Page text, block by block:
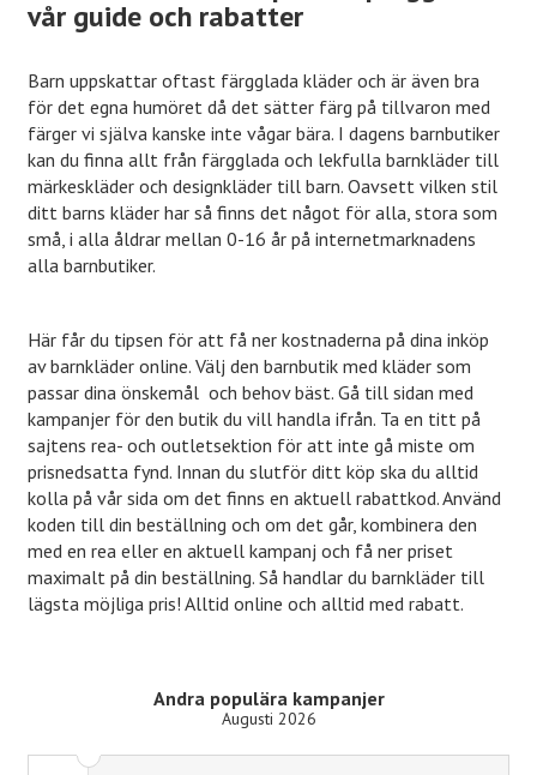
vår guide och rabatter
Barn uppskattar oftast färgglada kläder och är även bra
för det egna humöret då det sätter färg på tillvaron med
färger vi själva kanske inte vågar bära. I dagens barnbutiker
kan du finna allt från färgglada och lekfulla barnkläder till
märkeskläder och designkläder till barn. Oavsett vilken stil
ditt barns kläder har så finns det något för alla, stora som
små, i alla åldrar mellan 0-16 år på internetmarknadens
alla barnbutiker.
Här får du tipsen för att få ner kostnaderna på dina inköp
av barnkläder online. Välj den barnbutik med kläder som
passar dina önskemål och behov bäst. Gå till sidan med
kampanjer för den butik du vill handla ifrån. Ta en titt på
sajtens rea- och outletsektion för att inte gå miste om
prisnedsatta fynd. Innan du slutför ditt köp ska du alltid
kolla på vår sida om det finns en aktuell rabattkod. Använd
koden till din beställning och om det går, kombinera den
med en rea eller en aktuell kampanj och få ner priset
maximalt på din beställning. Så handlar du barnkläder till
lägsta möjliga pris! Alltid online och alltid med rabatt.
Andra populära kampanjer
Augusti 2026